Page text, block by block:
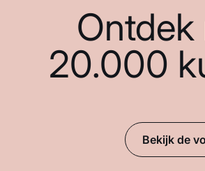
Ontdek
20.000
Bekijk de